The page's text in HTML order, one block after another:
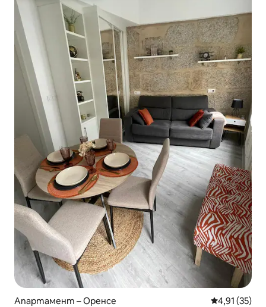
Апартамент – Оренсе Средна
4,91 (35)